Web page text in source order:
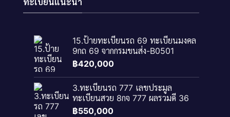
15.ป้ายทะเบียนรถ 69 ทะเบียนมงคล
9กถ 69 จากกรมขนส่ง-B0501
฿420,000
3.ทะเบียนรถ 777 เลขประมูล
ทะเบียนสวย 8กจ 777 ผลรวมดี 36
฿550,000